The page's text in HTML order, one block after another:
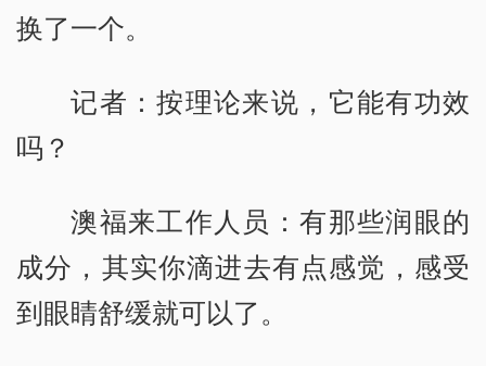
换了一个。
记者：按理论来说，它能有功效
吗？
澳福来工作人员：有那些润眼的
成分，其实你滴进去有点感觉，感受
到眼睛舒缓就可以了。